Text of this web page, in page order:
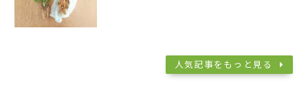
人気記事をもっと見る